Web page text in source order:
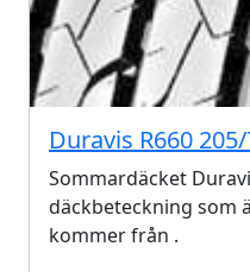
Duravis R660
Sommardäcket
däckbeteckning som
kommer från .